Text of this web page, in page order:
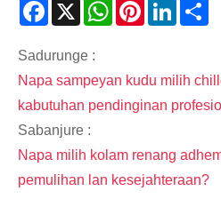
Facebook
X WhatsAppPinterest
Sadurunge :
Napa sampeyan kudu milih
kabutuhan pendinginan
Sabanjure :
Napa milih kolam renang
pemulihan lan kesejahteraan?